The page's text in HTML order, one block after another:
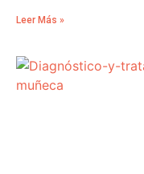
Leer Más »